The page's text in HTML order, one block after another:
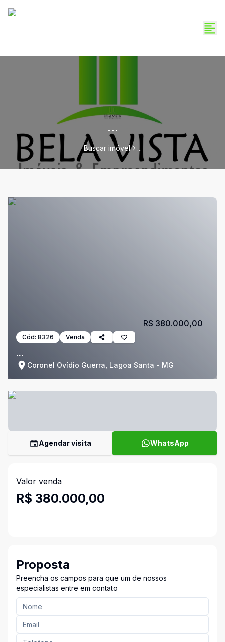
...
Buscar imóvel ...
Cód: 8326 Venda
...
Coronel Oví­dio Guerra, Lagoa Santa - MG
R$ 380.000,00
Agendar visita WhatsApp
Valor venda
R$ 380.000,00
Proposta
Preencha os campos para que um de nossos
especialistas entre em contato